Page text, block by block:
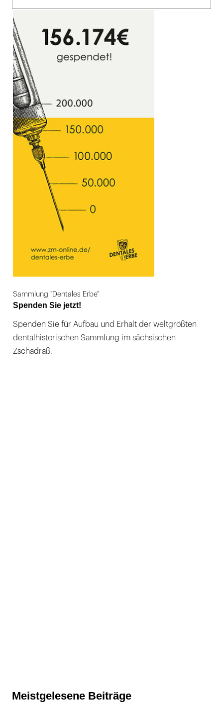
Sammlung "Dentales Erbe"
Spenden Sie jetzt!
Spenden Sie für Aufbau und Erhalt der weltgrößten
dentalhistorischen Sammlung im sächsischen
Zschadraß.
Meistgelesene Beiträge